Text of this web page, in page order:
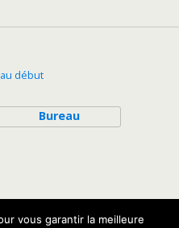
début
Bureau
vous garantir la meilleure